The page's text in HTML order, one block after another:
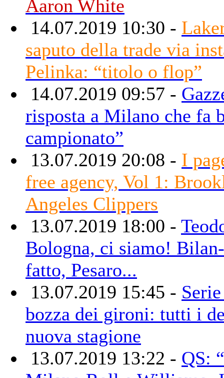
Aaron White
14.07.2019 10:30 -
saputo della trade via
Pelinka: “titolo o flop”
14.07.2019 09:57 -
risposta a Milano che fa
campionato”
13.07.2019 20:08 - I
free agency, Vol 1:
Angeles Clippers
13.07.2019 18:00 -
Bologna, ci siamo!
fatto, Pesaro...
13.07.2019 15:45 -
bozza dei gironi: tutti i
nuova stagione
13.07.2019 13:22 - QS: